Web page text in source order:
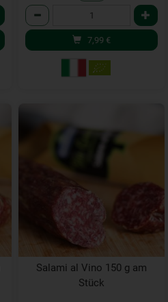
Anzahl
7,99 €
Salami al Vino 150 g am
Stück